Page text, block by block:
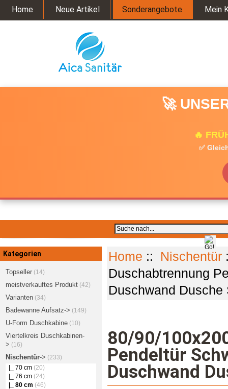
🚀
🔥
✅
Home Neue Artikel Sonderangebote Mein
Kategorien
Topseller(14)
meistverkauftes Produkt(42)
Varianten(34)
Badewanne Aufsatz-> (149)
U-Form Duschkabine(10)
Viertelkreis Duschkabinen-
> (16)
Nischentür-> (233)
|_ 70 cm(20)
|_ 76 cm(24)
|_ 80 cm (46)
Home :: Nischentür
Duschabtrennung
Duschwand Dusche
80/90/
Pendeltür
Duschwand